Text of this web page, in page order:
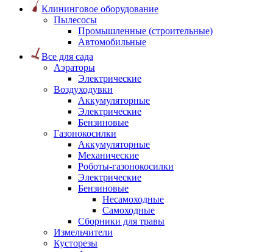
Клининговое оборудование
Пылесосы
Промышленные (строительные)
Автомобильные
Все для сада
Аэраторы
Электрические
Воздуходувки
Аккумуляторные
Электрические
Бензиновые
Газонокосилки
Аккумуляторные
Механические
Роботы-газонокосилки
Электрические
Бензиновые
Несамоходные
Самоходные
Сборники для травы
Измельчители
Кусторезы